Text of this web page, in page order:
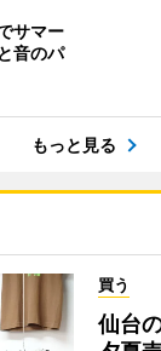
サマー
音のパ
もっと見る
買う
仙台